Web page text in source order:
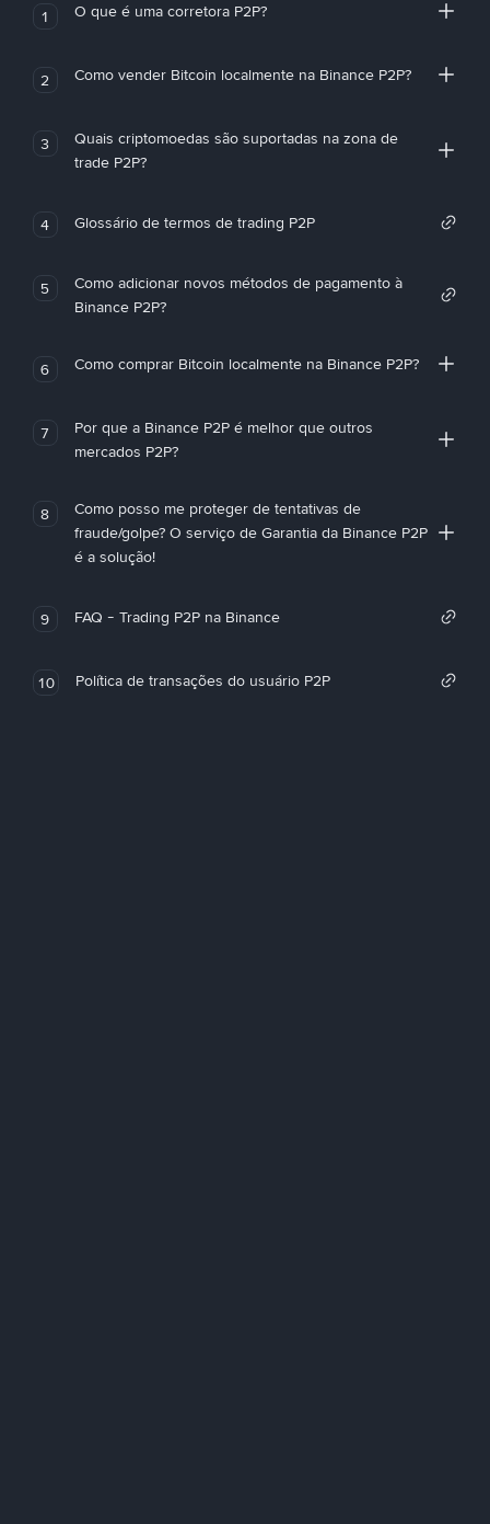
1 O que é uma corretora P2P?
2 Como vender Bitcoin localmente na Binance P2P?
3
Quais criptomoedas são suportadas na zona de
trade P2P?
4 Glossário de termos de trading P2P
5
Como adicionar novos métodos de pagamento à
Binance P2P?
6 Como comprar Bitcoin localmente na Binance P2P?
7
Por que a Binance P2P é melhor que outros
mercados P2P?
8
Como posso me proteger de tentativas de
fraude/golpe? O serviço de Garantia da Binance P2P
é a solução!
9 FAQ - Trading P2P na Binance
10 Política de transações do usuário P2P